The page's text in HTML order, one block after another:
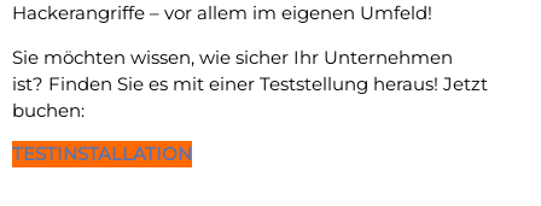
Hackerangriffe – vor allem im eigenen Umfeld!
Sie möchten wissen, wie sicher Ihr Unternehmen
ist? Finden Sie es mit einer Teststellung heraus! Jetzt
buchen:
TESTINSTALLATION